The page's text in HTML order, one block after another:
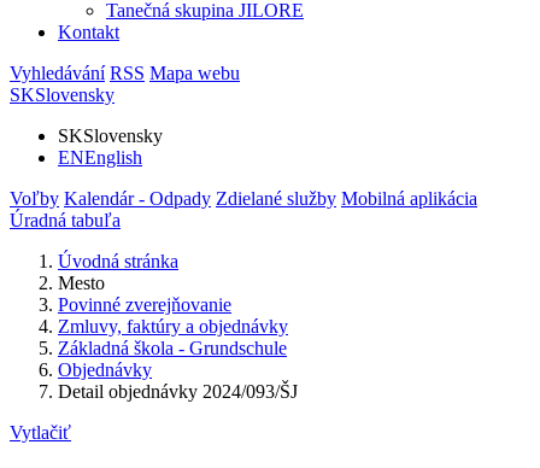
Tanečná skupina JILORE
Kontakt
Vyhledávání RSS Mapa webu
SKSlovensky
SKSlovensky
ENEnglish
Voľby Kalendár - Odpady Zdielané služby Mobilná aplikácia
Úradná tabuľa
Úvodná stránka
Mesto
Povinné zverejňovanie
Zmluvy, faktúry a objednávky
Základná škola - Grundschule
Objednávky
Detail objednávky 2024/093/ŠJ
Vytlačiť